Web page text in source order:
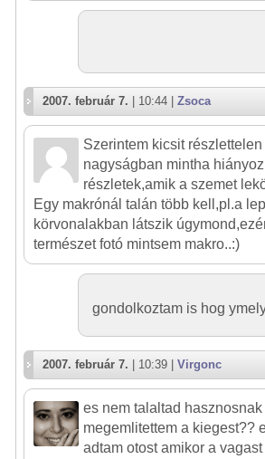
2007. február 7. | 10:44 | Zsoca
Szerintem kicsit
nagyságban mintha
részletek,amik a szemet
Egy makrónál talán több kell,pl.a
körvonalakban látszik
természet fotó mintsem makro..:)
gondolkoztam is hog
2007. február 7. | 10:39 | Virgonc
es nem talaltad
megemlitettem a kiegest??
adtam otost amikor a